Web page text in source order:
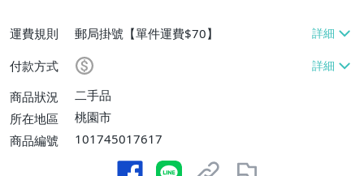
運費規則
郵局掛號【單件運費$70】
付款方式
商品狀況
二手品
所在地區
桃園市
商品編號
101745017617